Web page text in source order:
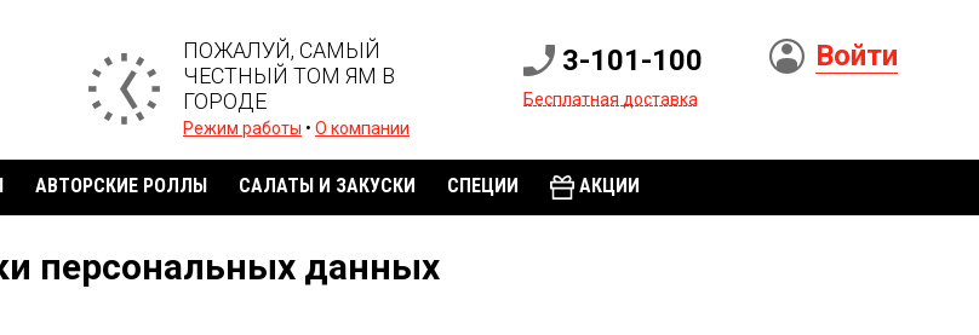
ПОЖАЛУЙ, САМЫЙ
ЧЕСТНЫЙ ТОМ ЯМ В
ГОРОДЕ
Режим работы • О компании
3-101-100
Бесплатная доставка
Войти
АВТОРСКИЕ РОЛЛЫ САЛАТЫ И ЗАКУСКИ СПЕЦИИ АКЦИИ
персональных данных